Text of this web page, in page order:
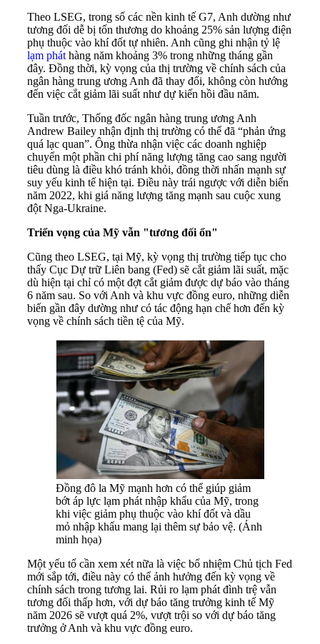
Theo LSEG, trong số các nền kinh tế G7, Anh dường như
tương đối dễ bị tổn thương do khoảng 25% sản lượng điện
phụ thuộc vào khí đốt tự nhiên. Anh cũng ghi nhận tỷ lệ
lạm phát hàng năm khoảng 3% trong những tháng gần
đây. Đồng thời, kỳ vọng của thị trường về chính sách của
ngân hàng trung ương Anh đã thay đổi, không còn hướng
đến việc cắt giảm lãi suất như dự kiến ​​hồi đầu năm.
Tuần trước, Thống đốc ngân hàng trung ương Anh
Andrew Bailey nhận định thị trường có thể đã “phản ứng
quá lạc quan”. Ông thừa nhận việc các doanh nghiệp
chuyển một phần chi phí năng lượng tăng cao sang người
tiêu dùng là điều khó tránh khỏi, đồng thời nhấn mạnh sự
suy yếu kinh tế hiện tại. Điều này trái ngược với diễn biến
năm 2022, khi giá năng lượng tăng mạnh sau cuộc xung
đột Nga-Ukraine.
Triển vọng của Mỹ vẫn "tương đối ổn"
Cũng theo LSEG, tại Mỹ, kỳ vọng thị trường tiếp tục cho
thấy Cục Dự trữ Liên bang (Fed) sẽ cắt giảm lãi suất, mặc
dù hiện tại chỉ có một đợt cắt giảm được dự báo vào tháng
6 năm sau. So với Anh và khu vực đồng euro, những diễn
biến gần đây dường như có tác động hạn chế hơn đến kỳ
vọng về chính sách tiền tệ của Mỹ.
Đồng đô la Mỹ mạnh hơn có thể giúp giảm
bớt áp lực lạm phát nhập khẩu của Mỹ, trong
khi việc giảm phụ thuộc vào khí đốt và dầu
mỏ nhập khẩu mang lại thêm sự bảo vệ. (Ảnh
minh họa)
Một yếu tố cần xem xét nữa là việc bổ nhiệm Chủ tịch Fed
mới sắp tới, điều này có thể ảnh hưởng đến kỳ vọng về
chính sách trong tương lai. Rủi ro lạm phát đình trệ vẫn
tương đối thấp hơn, với dự báo tăng trưởng kinh tế Mỹ
năm 2026 sẽ vượt quá 2%, vượt trội so với dự báo tăng
trưởng ở Anh và khu vực đồng euro.